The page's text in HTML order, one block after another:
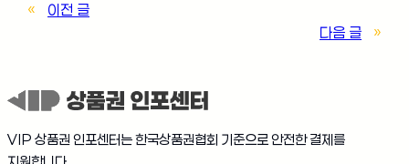
«
이전 글
다음 글
»
VIP 상품권 인포센터는 한국상품권협회 기준으로 안전한 결제를